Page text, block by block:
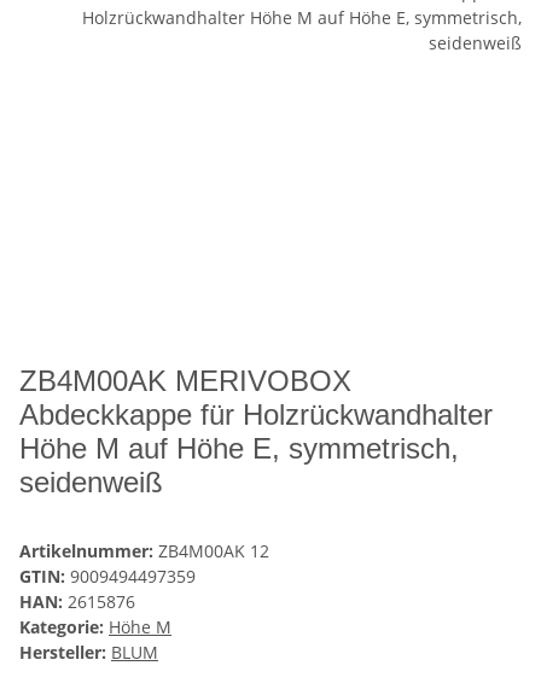
ZB4M00AK MERIVOBOX
Abdeckkappe für Holzrückwandhalter
Höhe M auf Höhe E, symmetrisch,
seidenweiß
Artikelnummer: ZB4M00AK 12
GTIN: 9009494497359
HAN: 2615876
Kategorie: Höhe M
Hersteller: BLUM